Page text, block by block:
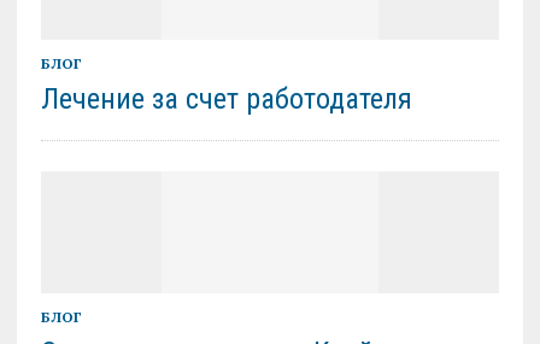
БЛОГ
Лечение за счет работодателя
БЛОГ